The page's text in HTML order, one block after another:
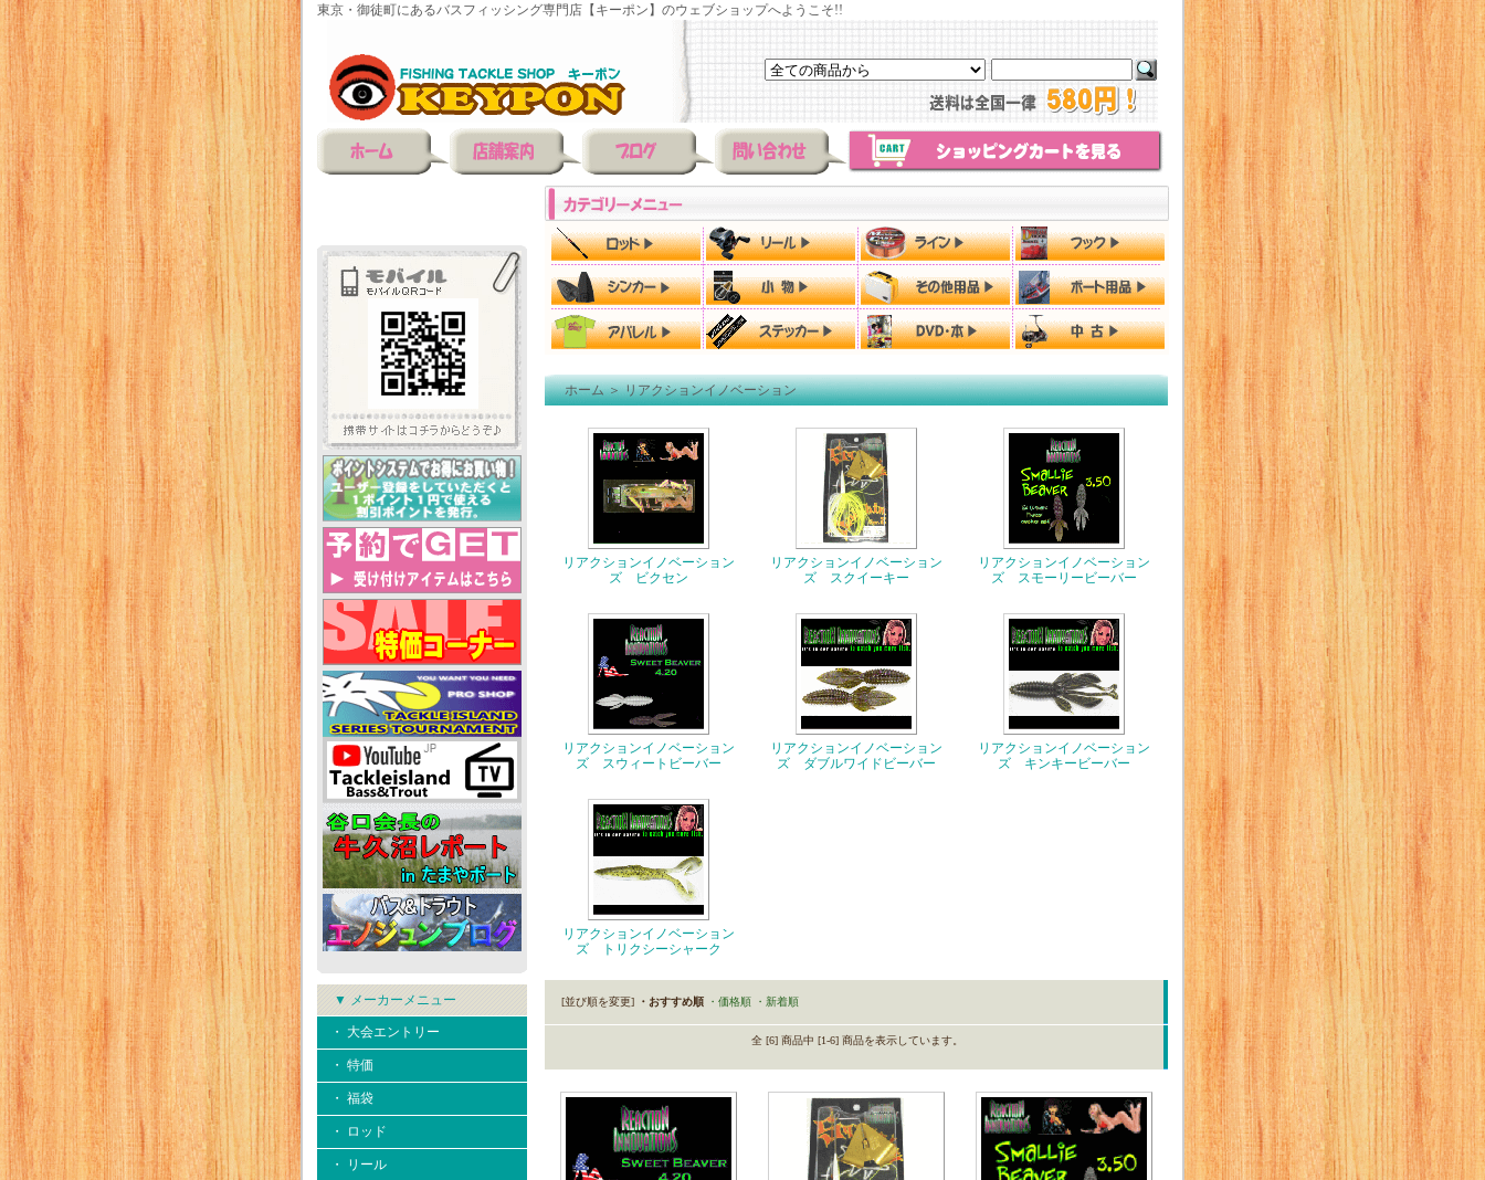
東京・御徒町にあるバスフィッシング専門店【キーポン】のウェブショップへようこそ!!
▼ メーカーメニュー
・ 大会エントリー
・ 特価
・ 福袋
・ ロッド
・ リール
ホーム＞リアクションイノベーション
リアクションイノベーション
ズ ビクセン
リアクションイノベーション
ズ スクイーキー
リアクションイノベーション
ズ スモーリービーバー
リアクションイノベーション
ズ スウィートビーバー
リアクションイノベーション
ズ ダブルワイドビーバー
リアクションイノベーション
ズ キンキービーバー
リアクションイノベーション
ズ トリクシーシャーク
[並び順を変更] ・おすすめ順 ・価格順 ・新着順
全 [6] 商品中 [1-6] 商品を表示しています。